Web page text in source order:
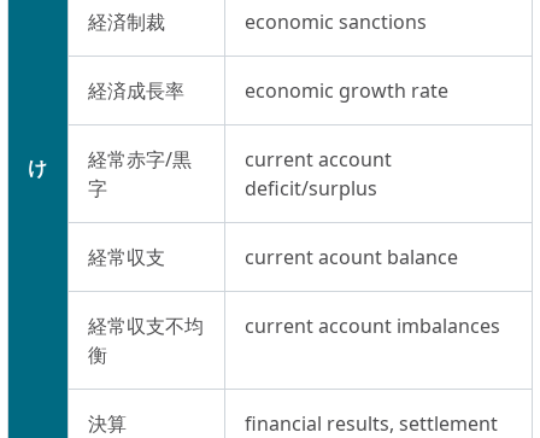
け
経済制裁 economic sanctions
経済成長率 economic growth rate
経常赤字/黒
字
current account
deficit/surplus
経常収支 current acount balance
経常収支不均
衡
current account imbalances
決算
financial results, settlement